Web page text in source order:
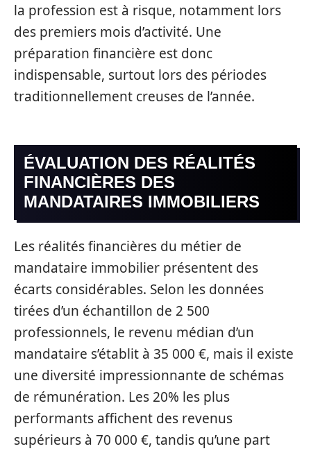
la profession est à risque, notamment lors
des premiers mois d’activité. Une
préparation financière est donc
indispensable, surtout lors des périodes
traditionnellement creuses de l’année.
ÉVALUATION DES RÉALITÉS
FINANCIÈRES DES
MANDATAIRES IMMOBILIERS
Les réalités financières du métier de
mandataire immobilier présentent des
écarts considérables. Selon les données
tirées d’un échantillon de 2 500
professionnels, le revenu médian d’un
mandataire s’établit à 35 000 €, mais il existe
une diversité impressionnante de schémas
de rémunération. Les 20% les plus
performants affichent des revenus
supérieurs à 70 000 €, tandis qu’une part